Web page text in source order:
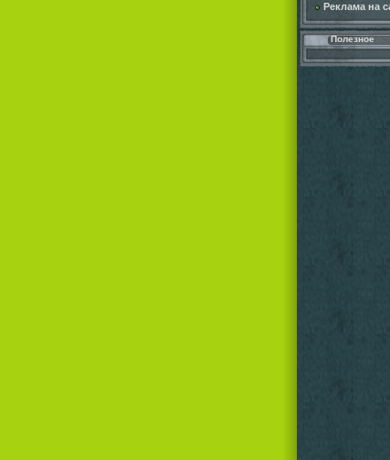
Реклама на
Полезное